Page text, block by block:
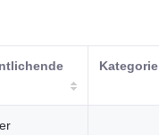
Kategorie